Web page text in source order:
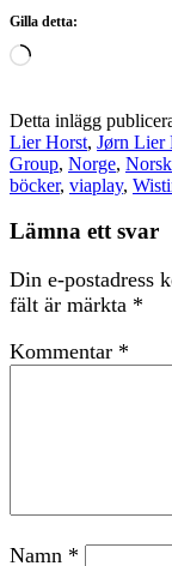
Gilla detta:
Laddar
Detta inlägg
Lier Horst, Jørn Lier
Group, Norge,
böcker, viaplay,
Lämna ett svar
Din e-postadress
fält är märkta *
Kommentar *
Namn *